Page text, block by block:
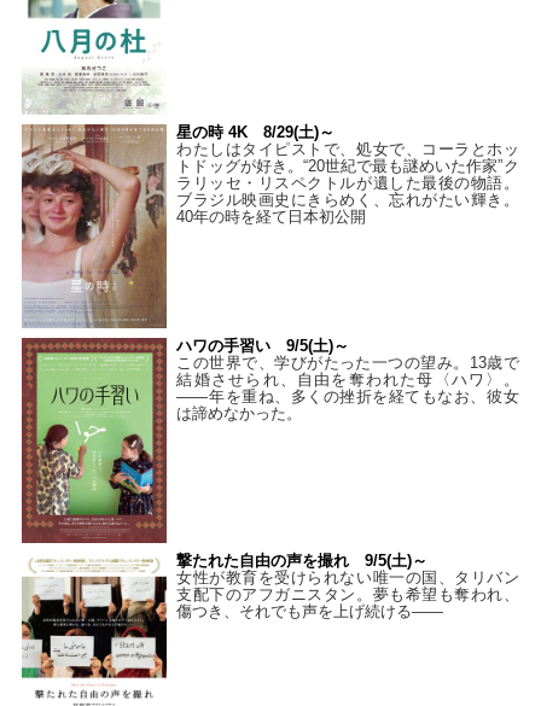
星の時 4K 8/29(土)～
わたしはタイピストで、処⼥で、コーラとホッ
トドッグが好き。“20世紀で最も謎めいた作家”ク
ラリッセ・リスペクトルが遺した最後の物語。
ブラジル映画史にきらめく、忘れがたい輝き。
40年の時を経て⽇本初公開
ハワの手習い 9/5(土)～
この世界で、学びがたった一つの望み。13歳で
結婚させられ、自由を奪われた母〈ハワ〉。
——年を重ね、多くの挫折を経てもなお、彼女
は諦めなかった。
撃たれた自由の声を撮れ 9/5(土)～
女性が教育を受けられない唯一の国、タリバン
支配下のアフガニスタン。夢も希望も奪われ、
傷つき、それでも声を上げ続ける——